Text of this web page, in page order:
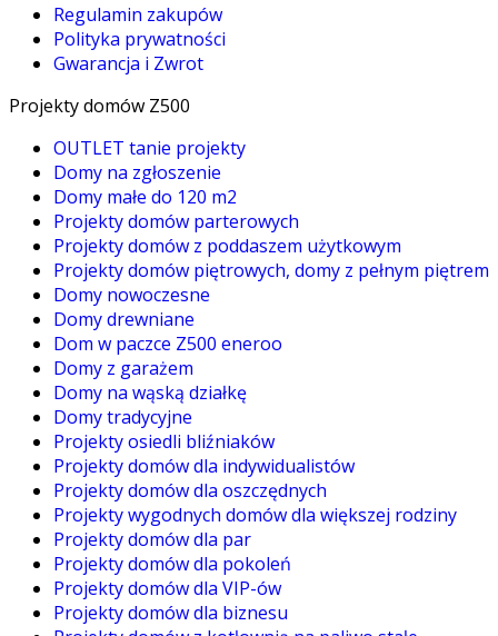
Regulamin zakupów
Polityka prywatności
Gwarancja i Zwrot
Projekty domów Z500
OUTLET tanie projekty
Domy na zgłoszenie
Domy małe do 120 m2
Projekty domów parterowych
Projekty domów z poddaszem użytkowym
Projekty domów piętrowych, domy z pełnym piętrem
Domy nowoczesne
Domy drewniane
Dom w paczce Z500 eneroo
Domy z garażem
Domy na wąską działkę
Domy tradycyjne
Projekty osiedli bliźniaków
Projekty domów dla indywidualistów
Projekty domów dla oszczędnych
Projekty wygodnych domów dla większej rodziny
Projekty domów dla par
Projekty domów dla pokoleń
Projekty domów dla VIP-ów
Projekty domów dla biznesu